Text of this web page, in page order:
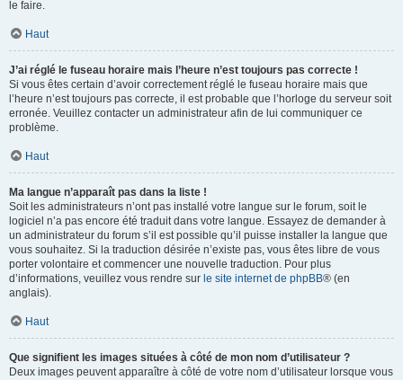
le faire.
Haut
J’ai réglé le fuseau horaire mais l’heure n’est toujours pas correcte !
Si vous êtes certain d’avoir correctement réglé le fuseau horaire mais que
l’heure n’est toujours pas correcte, il est probable que l’horloge du serveur soit
erronée. Veuillez contacter un administrateur afin de lui communiquer ce
problème.
Haut
Ma langue n’apparaît pas dans la liste !
Soit les administrateurs n’ont pas installé votre langue sur le forum, soit le
logiciel n’a pas encore été traduit dans votre langue. Essayez de demander à
un administrateur du forum s’il est possible qu’il puisse installer la langue que
vous souhaitez. Si la traduction désirée n’existe pas, vous êtes libre de vous
porter volontaire et commencer une nouvelle traduction. Pour plus
d’informations, veuillez vous rendre sur le site internet de phpBB® (en
anglais).
Haut
Que signifient les images situées à côté de mon nom d’utilisateur ?
Deux images peuvent apparaître à côté de votre nom d’utilisateur lorsque vous